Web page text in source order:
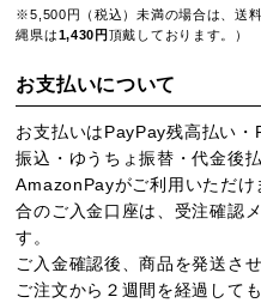
※5,500円（税込）未満の場合は、送
縄県は1,430円 頂戴しております。）
お支払いについて
お支払いはPayPay残高払い
振込・ゆうちょ振替・代金後
AmazonPayがご利用いただ
合のご入金口座は、受注確認
す。
ご入金確認後、商品を発送さ
ご注文から２週間を経過して